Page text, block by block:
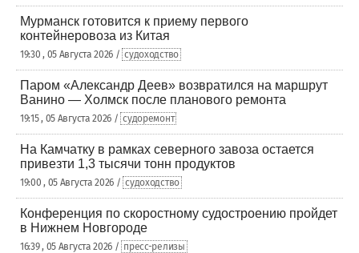
Мурманск готовится к приему первого
контейнеровоза из Китая
19:30 , 05 Августа 2026 / судоходство
Паром «Александр Деев» возвратился на маршрут
Ванино — Холмск после планового ремонта
19:15 , 05 Августа 2026 / судоремонт
На Камчатку в рамках северного завоза остается
привезти 1,3 тысячи тонн продуктов
19:00 , 05 Августа 2026 / судоходство
Конференция по скоростному судостроению пройдет
в Нижнем Новгороде
16:39 , 05 Августа 2026 / пресс-релизы